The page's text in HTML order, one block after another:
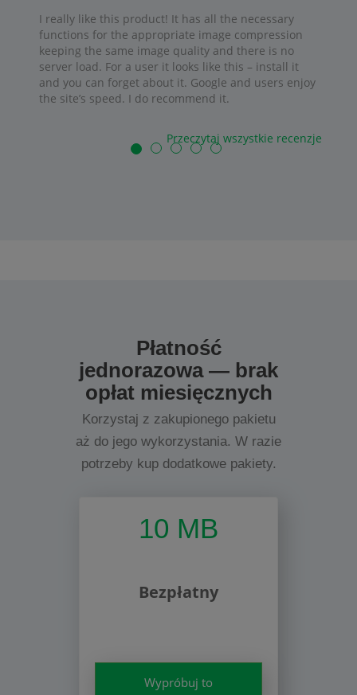
I really like this product! It has all the necessary
functions for the appropriate image compression
keeping the same image quality and there is no
server load. For a user it looks like this – install it
and you can forget about it. Google and users enjoy
the site’s speed. I do recommend it.
Przeczytaj wszystkie recenzje
Płatność
jednorazowa — brak
opłat miesięcznych
Korzystaj z zakupionego pakietu
aż do jego wykorzystania. W razie
potrzeby kup dodatkowe pakiety.
10 MB
Bezpłatny
Wypróbuj to